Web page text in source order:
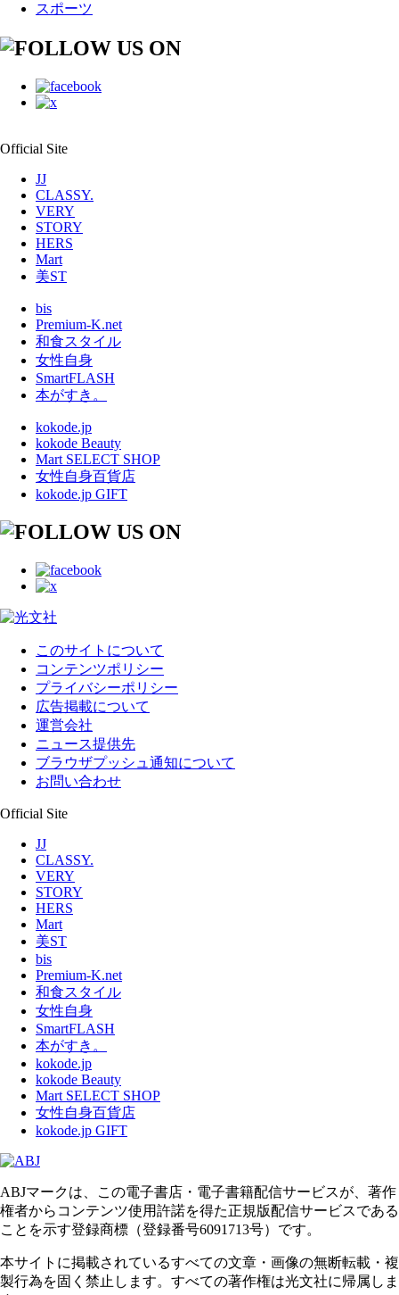
スポーツ
Official Site
JJ
CLASSY.
VERY
STORY
HERS
Mart
美ST
bis
Premium-K.net
和食スタイル
女性自身
SmartFLASH
本がすき。
kokode.jp
kokode Beauty
Mart SELECT SHOP
女性自身百貨店
kokode.jp GIFT
このサイトについて
コンテンツポリシー
プライバシーポリシー
広告掲載について
運営会社
ニュース提供先
ブラウザプッシュ通知について
お問い合わせ
Official Site
JJ
CLASSY.
VERY
STORY
HERS
Mart
美ST
bis
Premium-K.net
和食スタイル
女性自身
SmartFLASH
本がすき。
kokode.jp
kokode Beauty
Mart SELECT SHOP
女性自身百貨店
kokode.jp GIFT
ABJマークは、この電子書店・電子書籍配信サービスが、著作
権者からコンテンツ使用許諾を得た正規版配信サービスである
ことを示す登録商標（登録番号6091713号）です。
本サイトに掲載されているすべての文章・画像の無断転載・複
製行為を固く禁止します。すべての著作権は光文社に帰属しま